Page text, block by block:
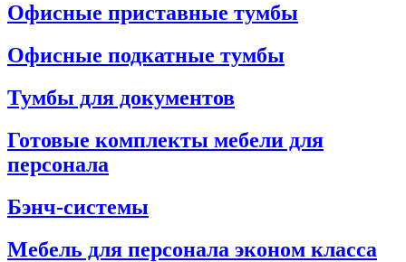
Офисные приставные тумбы
Офисные подкатные тумбы
Тумбы для документов
Готовые комплекты мебели для
персонала
Бэнч-системы
Мебель для персонала эконом класса